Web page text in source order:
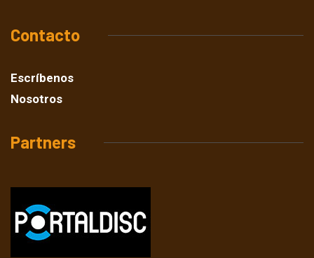
Contacto
Escríbenos
Nosotros
Partners